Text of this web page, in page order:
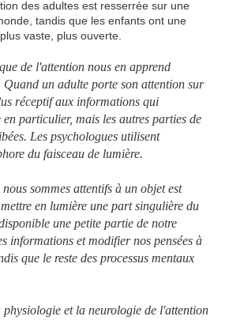
des adultes est resserrée sur une
tandis que les enfants ont une
vaste, plus ouverte.
de l'attention nous en apprend
Quand un adulte porte son attention sur
réceptif aux informations qui
en particulier, mais les autres parties de
Les psychologues utilisent
du faisceau de lumière.
sommes attentifs à un objet est
en lumière une part singulière du
une petite partie de notre
informations et modifier nos pensées à
que le reste des processus mentaux
et la neurologie de l'attention